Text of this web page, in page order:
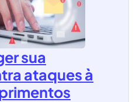
sua
ataques à